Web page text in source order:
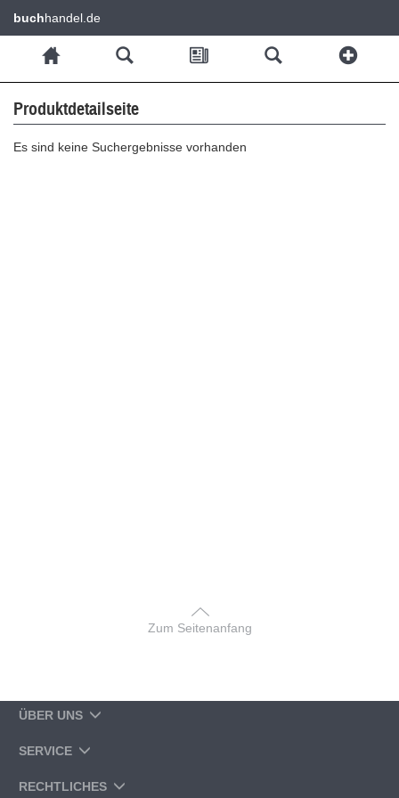
buchhandel.de
Produktdetailseite
Es sind keine Suchergebnisse vorhanden
Zum Seitenanfang
ÜBER UNS
SERVICE
RECHTLICHES